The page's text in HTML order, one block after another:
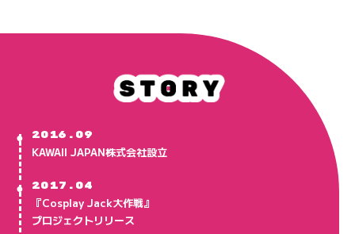
● 2016.09
KAWAII JAPAN株式会社設立
2017.04
『Cosplay Jack大作戦』
プロジェクトリリース
●